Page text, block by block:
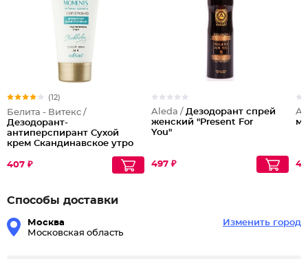
(12)
Белита - Витекс /
Дезодорант-
антиперспирант Сухой
крем Скандинавское утро
407 ₽
Aleda / Дезодорант спрей
женcкий "Present For
You"
497 ₽
Способы доставки
Москва
Московская область
Изменить город